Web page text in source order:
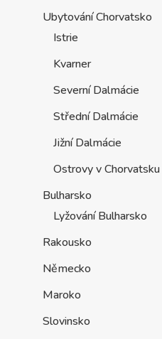
Ubytování Chorvatsko
Istrie
Kvarner
Severní Dalmácie
Střední Dalmácie
Jižní Dalmácie
Ostrovy v Chorvatsku
Bulharsko
Lyžování Bulharsko
Rakousko
Německo
Maroko
Slovinsko